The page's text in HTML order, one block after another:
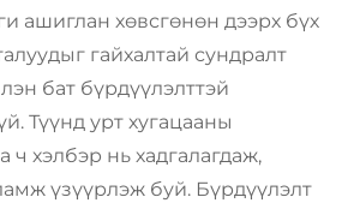
ашиглан хөвсгөнөн дээрх бүх
гайхалтай сундралт
бат бүрдүүлэлттэй
Түүнд урт хугацааны
ч хэлбэр нь хадгалагдаж,
үзүүрлэж буй. Бүрдүүлэлт